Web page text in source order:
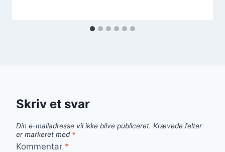
Skriv et svar
Din e-mailadresse vil ikke blive publiceret. Krævede felter
er markeret med *
Kommentar *